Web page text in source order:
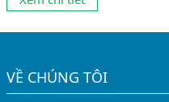
thông báo tuyển sinh năm
VỀ CHÚNG TÔI